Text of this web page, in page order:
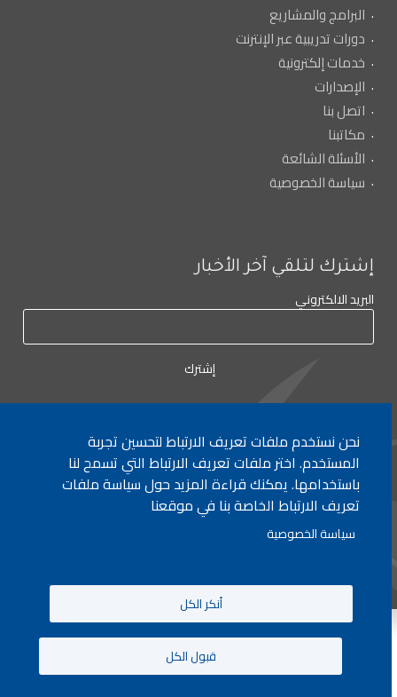
البرامج والمشاريع
دورات تدريبية عبر الإنترنت
خدمات إلكترونية
الإصدارات
اتصل بنا
مكاتبنا
الأسئلة الشائعة
سياسة الخصوصية
إشترك لتلقي آخر الأخبار
البريد الالكتروني
لأي إستفسار الإتصال على:٠١/٧٧٢٠٠٠
جميع الحقوق محفوظة © 2026 , وزارة التربية والتعليم العالي، لبنان.
نحن نستخدم ملفات تعريف الارتباط لتحسين تجربة
المستخدم. اختر ملفات تعريف الارتباط التي تسمح لنا
باستخدامها. يمكنك قراءة المزيد حول سياسة ملفات
تعريف الارتباط الخاصة بنا في موقعنا
سياسة الخصوصية
أنكر الكل
قبول الكل